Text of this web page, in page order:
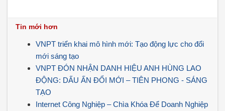
Tin mới hơn
VNPT triển khai mô hình mới: Tạo động lực cho đổi
mới sáng tạo
VNPT ĐÓN NHẬN DANH HIỆU ANH HÙNG LAO
ĐỘNG: DẤU ẤN ĐỔI MỚI – TIÊN PHONG - SÁNG
TẠO
Internet Công Nghiệp – Chìa Khóa Để Doanh Nghiệp